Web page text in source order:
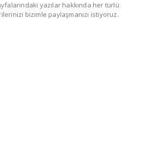
yazılar hakkında her türlü
bizimle paylaşmanızı istiyoruz.